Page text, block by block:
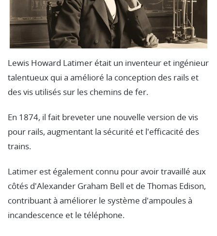
Lewis Howard Latimer était un inventeur et ingénieur
talentueux qui a amélioré la conception des rails et
des vis utilisés sur les chemins de fer.
En 1874, il fait breveter une nouvelle version de vis
pour rails, augmentant la sécurité et l'efficacité des
trains.
Latimer est également connu pour avoir travaillé aux
côtés d'Alexander Graham Bell et de Thomas Edison,
contribuant à améliorer le système d'ampoules à
incandescence et le téléphone.